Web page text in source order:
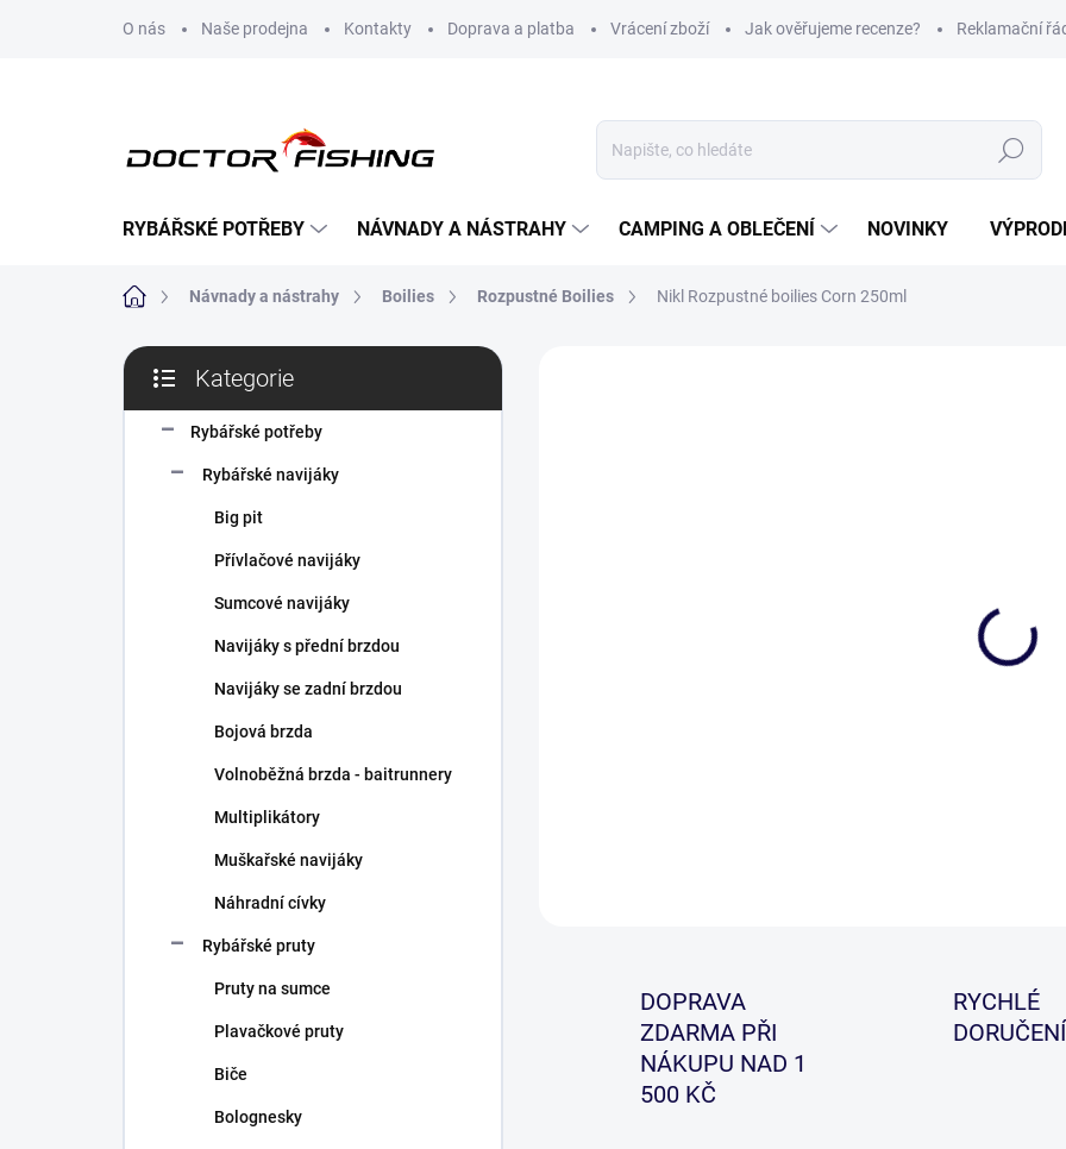
O nás Naše prodejna Kontakty Doprava a platba Vrácení zboží Jak ověřujeme recenze? Reklamační
Hledat
RYBÁŘSKÉ POTŘEBY NÁVNADY A NÁSTRAHY CAMPING A OBLEČENÍ NOVINKY
Domů Návnady a nástrahy Boilies Rozpustné Boilies Nikl Rozpustné boilies Corn 250ml
P
s
kategorie
Kategorie
Rybářské potřeby
Rybářské navijáky
Big pit
Přívlačové navijáky
Sumcové navijáky
Navijáky s přední brzdou
Navijáky se zadní brzdou
Bojová brzda
Volnoběžná brzda - baitrunnery
Multiplikátory
Muškařské navijáky
Náhradní cívky
Rybářské pruty
Pruty na sumce
Plavačkové pruty
Biče
Bolognesky
DOPRAVA
ZDARMA PŘI
NÁKUPU NAD 1
500 KČ
RYCHLÉ
DORUČENÍ